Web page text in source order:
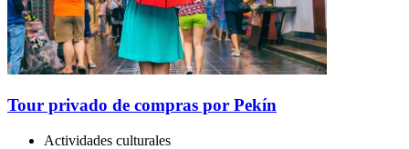
Tour privado de compras por Pekín
Actividades culturales